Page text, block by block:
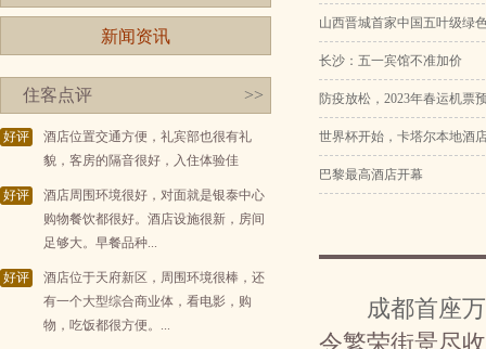
新闻资讯
住客点评 >>
好评
酒店位置交通方便，礼宾部也很有礼
貌，客房的隔音很好，入住体验佳
好评
酒店周围环境很好，对面就是银泰中心
购物餐饮都很好。酒店设施很新，房间
足够大。早餐品种...
好评
酒店位于天府新区，周围环境很棒，还
有一个大型综合商业体，看电影，购
物，吃饭都很方便。...
山西晋城首家中国五叶级绿
长沙：五一宾馆不准加价
防疫放松，2023年春运机票
世界杯开始，卡塔尔本地酒
巴黎最高酒店开幕
成都首座
令繁荣街景尽